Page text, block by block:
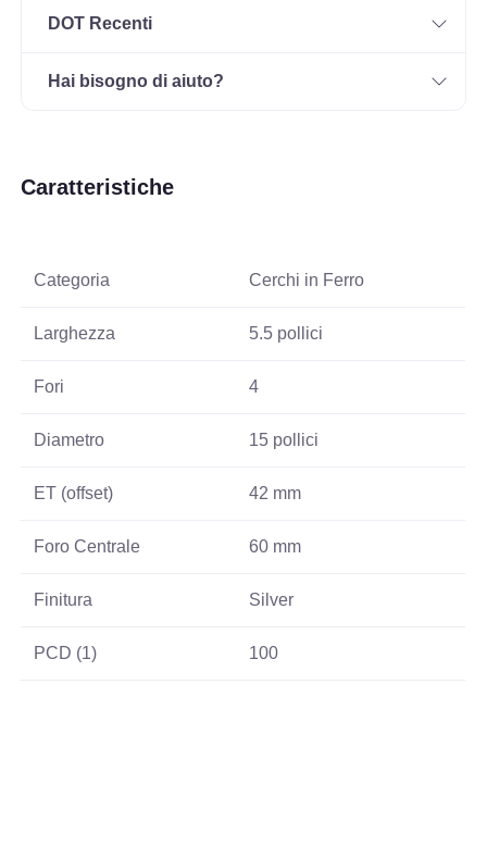
DOT Recenti
Hai bisogno di aiuto?
Caratteristiche
Categoria Cerchi in Ferro
Larghezza 5.5 pollici
Fori 4
Diametro 15 pollici
ET (offset) 42 mm
Foro Centrale 60 mm
Finitura Silver
PCD (1) 100